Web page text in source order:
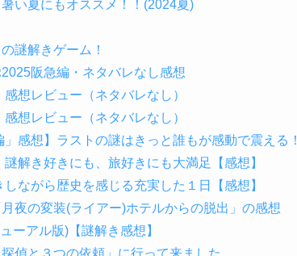
い夏にもオススメ！！(2024夏)
謎解きゲーム！
阪急編・ネタバレなし感想
想レビュー（ネタバレなし）
想レビュー（ネタバレなし）
」感想】ラストの謎はきっと誰もが感動で震える！
解き好きにも、旅好きにも大満足【感想】
しながら歴史を感じる充実した１日【感想】
夜の変装(ライアー)ホテルからの脱出」の感想
ーアル版)【謎解き感想】
偵と３つの依頼」に行って来ました